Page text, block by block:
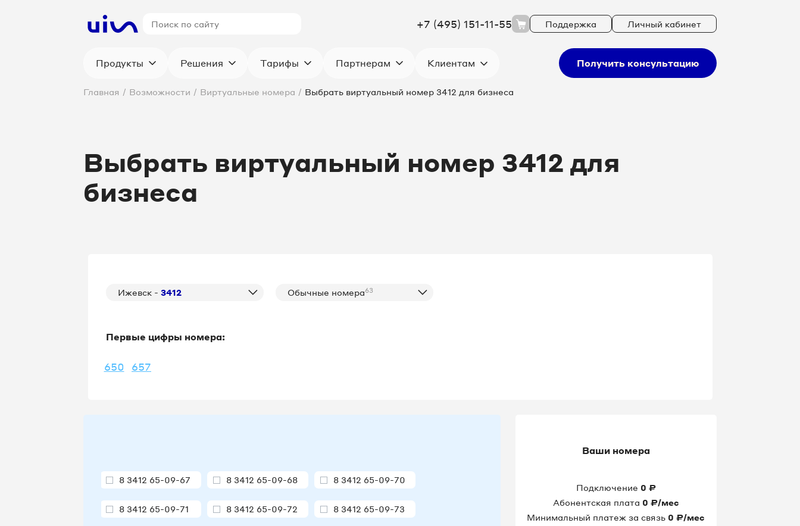
+7 (495) 151-11-55 Поддержка Личный кабинет
Продукты Решения Тарифы Партнерам Клиентам Получить консультацию
Главная / Возможности / Виртуальные номера / Выбрать виртуальный номер 3412 для бизнеса
Выбрать виртуальный номер 3412 для
бизнеса
Ижевск - 3412 Обычные номера63
Первые цифры номера:
650 657
8 3412 65-09-67 8 3412 65-09-68 8 3412 65-09-70
8 3412 65-09-71 8 3412 65-09-72 8 3412 65-09-73
Ваши номера
Подключение 0 ₽
Абонентская плата 0 ₽/мес
Минимальный платеж за связь 0 ₽/мес